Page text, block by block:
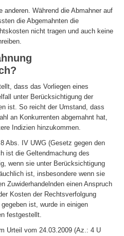
Während die Abmahner auf
die Abgemahnten die
nicht tragen und auch keine
dass das Vorliegen eines
unter Berücksichtigung der
ist. So reicht der Umstand, dass
an Konkurrenten abgemahnt hat,
Indizien hinzukommen.
Abs. IV UWG (Gesetz gegen den
ist die Geltendmachung des
wenn sie unter Berücksichtigung
ist, insbesondere wenn sie
Zuwiderhandelnden einen Anspruch
Kosten der Rechtsverfolgung
ist, wurde in einigen
festgestellt.
Urteil vom 24.03.2009 (Az.: 4 U